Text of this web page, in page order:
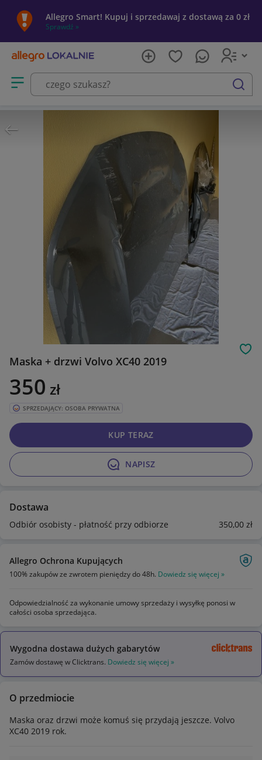
Allegro Smart! Kupuj i sprzedawaj z dostawą za 0 zł
Sprawdź »
Otwórz menu z kategoriami
szukaj
Maska + drzwi Volvo XC40 2019
350 zł
SPRZEDAJĄCY: OSOBA PRYWATNA
NAPISZ
KUP TERAZ
Dostawa
Odbiór osobisty - płatność przy odbiorze 350,00 zł
Allegro Ochrona Kupujących
100% zakupów ze zwrotem pieniędzy do 48h. Dowiedz się więcej »
Odpowiedzialność za wykonanie umowy sprzedaży i wysyłkę ponosi w
całości osoba sprzedająca.
Wygodna dostawa dużych gabarytów
Zamów dostawę w Clicktrans. Dowiedz się więcej »
O przedmiocie
Maska oraz drzwi może komuś się przydają jeszcze. Volvo
XC40 2019 rok.